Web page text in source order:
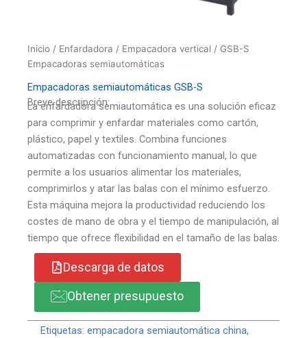
Inicio / Enfardadora / Empacadora vertical / GSB-S
Empacadoras semiautomáticas
Empacadoras semiautomáticas GSB-S
Breve descripción:
La enfardadora semiautomática es una solución eficaz
para comprimir y enfardar materiales como cartón,
plástico, papel y textiles. Combina funciones
automatizadas con funcionamiento manual, lo que
permite a los usuarios alimentar los materiales,
comprimirlos y atar las balas con el mínimo esfuerzo.
Esta máquina mejora la productividad reduciendo los
costes de mano de obra y el tiempo de manipulación, al
tiempo que ofrece flexibilidad en el tamaño de las balas.
Descarga de datos
Obtener presupuesto
Etiquetas: empacadora semiautomática china,